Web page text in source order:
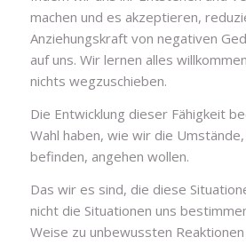
machen und es akzeptieren,
Anziehungskraft von negativen
auf uns. Wir lernen alles
nichts wegzuschieben.
Die Entwicklung dieser Fähigkeit
Wahl haben, wie wir die
befinden, angehen wollen.
Das wir es sind, die diese
nicht die Situationen uns
Weise zu unbewussten